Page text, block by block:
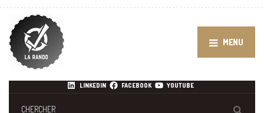
MENU
LINKEDIN FACEBOOK YOUTUBE